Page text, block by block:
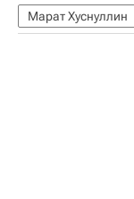
Марат Хуснуллин